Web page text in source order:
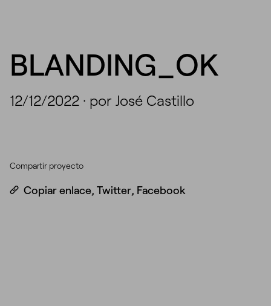
BLANDING_OK
12/12/2022 · por José Castillo
Compartir proyecto
Copiar enlace, Twitter, Facebook